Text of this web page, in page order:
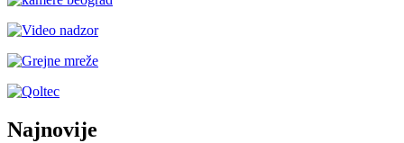
Najnovije